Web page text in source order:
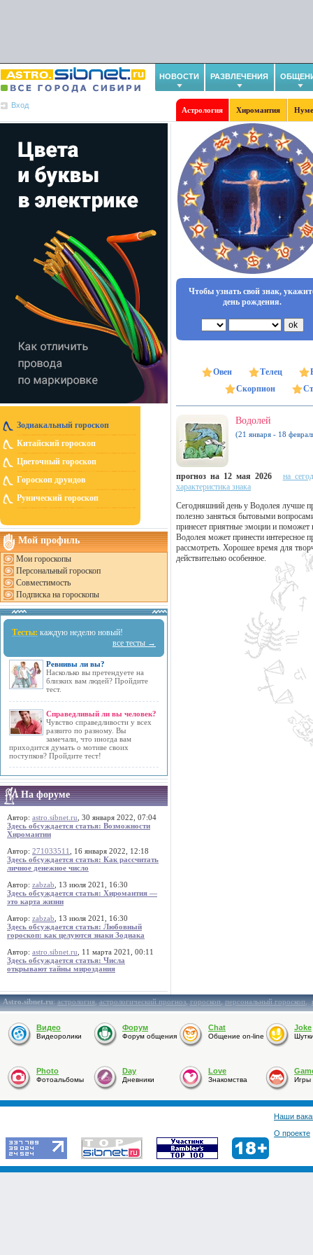
НОВОСТИ РАЗВЛЕЧЕНИЯ
Вход
Астрология Хиромантия
Зодиакальный гороскоп
Китайский гороскоп
Цветочный гороскоп
Гороскоп друидов
Рунический гороскоп
Мой профиль
Мои гороскопы
Персональный гороскоп
Совместимость
Подписка на гороскопы
Тесты: каждую неделю новый!
все тесты →
Ревнивы ли вы?
Насколько вы претендуете на
близких вам людей? Пройдите
тест.
Справедливый ли вы человек?
Чувство справедливости у всех
развито по разному. Вы
замечали, что иногда вам
приходится думать о мотиве своих
поступков? Пройдите тест!
На форуме
Автор: astro.sibnet.ru , 30 января 2022, 07:04
Здесь обсуждается статья: Возможности
Хиромантии
Автор: 271033511
, 16 января 2022, 12:18
Здесь обсуждается статья: Как рассчитать
личное денежное число
Автор: zabzab , 13 июля 2021, 16:30
Здесь обсуждается статья: Хиромантия —
это карта жизни
Автор: zabzab , 13 июля 2021, 16:30
Здесь обсуждается статья: Любовный
гороскоп: как целуются знаки Зодиака
Автор: astro.sibnet.ru , 11 марта 2021, 00:11
Здесь обсуждается статья: Числа
открывают тайны мироздания
Чтобы узнать свой знак,
день рождения.
Овен Телец
Скорпион
Водолей
(21 января - 18
прогноз на 12 мая 2026
на
характеристика знака
Сегодняшний день у Водолея лучше
полезно заняться бытовыми
принесет приятные эмоции и поможет
Водолея может принести интересное
рассмотреть. Хорошее время для
действительно особенное.
Astro.sibnet.ru:астрология,астрологический прогноз,гороскоп,персональный гороскоп,
Видео
Видеоролики
Форум
Форум общения
Chat
Общение on-line
Joke
Photo
Фотоальбомы
Day
Дневники
Love
Знакомства Игры
Наши
О проекте